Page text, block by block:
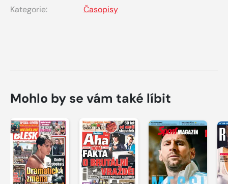
Kategorie:
Časopisy
Mohlo by se vám také líbit